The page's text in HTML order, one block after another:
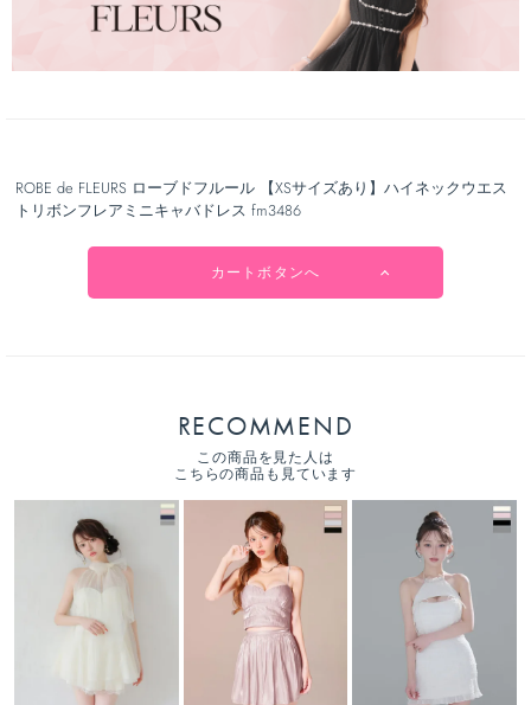
ROBE de FLEURS ローブドフルール 【XSサイズあり】ハイネックウエス
トリボンフレアミニキャバドレス fm3486
カートボタンへ
RECOMMEND
この商品を見た人は
こちらの商品も見ています